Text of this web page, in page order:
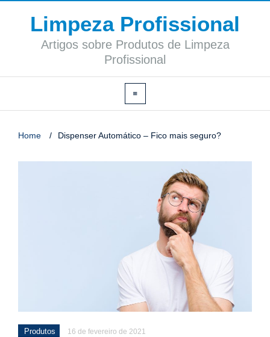
Limpeza Profissional
Artigos sobre Produtos de Limpeza
Profissional
Home / Dispenser Automático – Fico mais seguro?
Produtos 16 de fevereiro de 2021